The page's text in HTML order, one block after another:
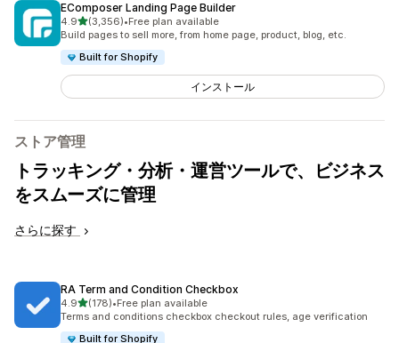
EComposer Landing Page Builder
4.95つ星中
(3,356)
合計レビュー数：3356件
•Free plan available
Build pages to sell more, from home page, product, blog, etc.
Built for Shopify
インストール
ストア管理
トラッキング・分析・運営ツールで、ビジネス
をスムーズに管理
さらに探す
RA Term and Condition Checkbox
4.95つ星中
(178)
合計レビュー数：178件
•Free plan available
Terms and conditions checkbox checkout rules, age verification
Built for Shopify